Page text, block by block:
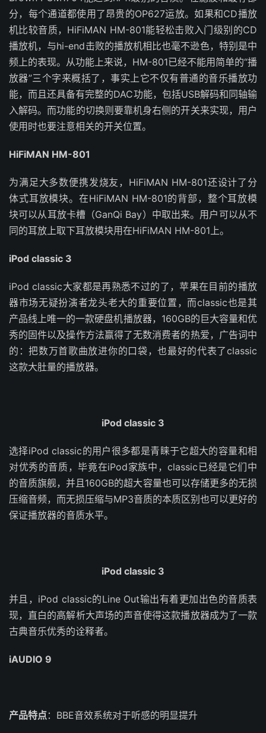
分，每个通道都使用了昂贵的OP627运放。如果和CD播放
机比较音质，HiFiMAN HM-801能轻松击败入门级别的CD
播放机，与hi-end击败的播放机相比也毫不逊色，特别是中
频上的表现。从功能上来说，HM-801已经不能用简单的“播
放器”三个字来概括了，事实上它不仅有普通的音乐播放功
能，而且还具备有完整的DAC功能，包括USB解码和同轴输
入解码。而功能的切换则要靠机身右侧的开关来实现，用户
使用时也要注意相关的开关位置。
HiFiMAN HM-801
为满足大多数便携发烧友，HiFiMAN HM-801还设计了分
体式耳放模块。在HiFiMAN HM-801的背部，整个耳放模
块可以从耳放卡槽（GanQi Bay）中取出来。用户可以从不
同的耳放上取下耳放模块用在HiFiMAN HM-801上。
iPod classic 3
iPod classic大家都是再熟悉不过的了，苹果在目前的播放
器市场无疑扮演者龙头老大的重要位置，而classic也是其
产品线上唯一的一款硬盘机播放器，160GB的巨大容量和优
秀的固件以及操作方法赢得了无数消费者的热爱，广告词中
的：把数万首歌曲放进你的口袋，也最好的代表了classic
这款大肚量的播放器。
iPod classic 3
选择iPod classic的用户很多都是青睐于它超大的容量和相
对优秀的音质，毕竟在iPod家族中，classic已经是它们中
的音质旗舰，并且160GB的超大容量也可以存储更多的无损
压缩音频，而无损压缩与MP3音质的本质区别也可以更好的
保证播放器的音质水平。
iPod classic 3
并且，iPod classic的Line Out输出有着更加出色的音质表
现，直白的高解析大声场的声音使得这款播放器成为了一款
古典音乐优秀的诠释者。
iAUDIO 9
产品特点：BBE音效系统对于听感的明显提升